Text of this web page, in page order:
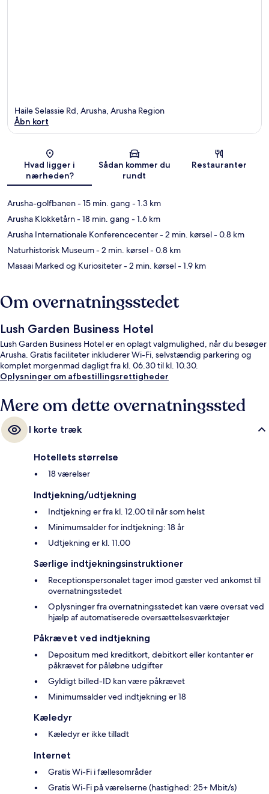
Kort
Haile Selassie Rd, Arusha, Arusha Region
Åbn kort
Hvad ligger i
nærheden?
Sådan kommer du
rundt
Restauranter
Arusha-golfbanen- 15 min. gang - 1.3 km
Arusha Klokketårn- 18 min. gang - 1.6 km
Arusha Internationale Konferencecenter- 2 min. kørsel- 0.8 km
Naturhistorisk Museum- 2 min. kørsel- 0.8 km
Masaai Marked og Kuriositeter- 2 min. kørsel- 1.9 km
Om overnatningsstedet
Lush Garden Business Hotel
Lush Garden Business Hotel er en oplagt valgmulighed, når du besøger
Arusha. Gratis faciliteter inkluderer Wi-Fi, selvstændig parkering og
komplet morgenmad dagligt fra kl. 06.30 til kl. 10.30.
Oplysninger om afbestillingsrettigheder
Mere om dette overnatningssted
I korte træk
Hotellets størrelse
18 værelser
Indtjekning/udtjekning
Indtjekning er fra kl. 12.00 til når som helst
Minimumsalder for indtjekning: 18 år
Udtjekning er kl. 11.00
Særlige indtjekningsinstruktioner
Receptionspersonalet tager imod gæster ved ankomst til
overnatningsstedet
Oplysninger fra overnatningsstedet kan være oversat ved
hjælp af automatiserede oversættelsesværktøjer
Påkrævet ved indtjekning
Depositum med kreditkort, debitkort eller kontanter er
påkrævet for påløbne udgifter
Gyldigt billed-ID kan være påkrævet
Minimumsalder ved indtjekning er 18
Kæledyr
Kæledyr er ikke tilladt
Internet
Gratis Wi-Fi i fællesområder
Gratis Wi-Fi på værelserne (hastighed: 25+ Mbit/s)